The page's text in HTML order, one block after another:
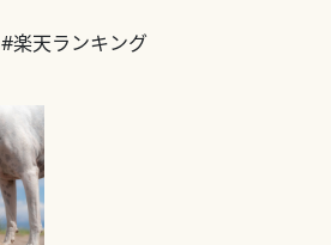
#楽天ランキング